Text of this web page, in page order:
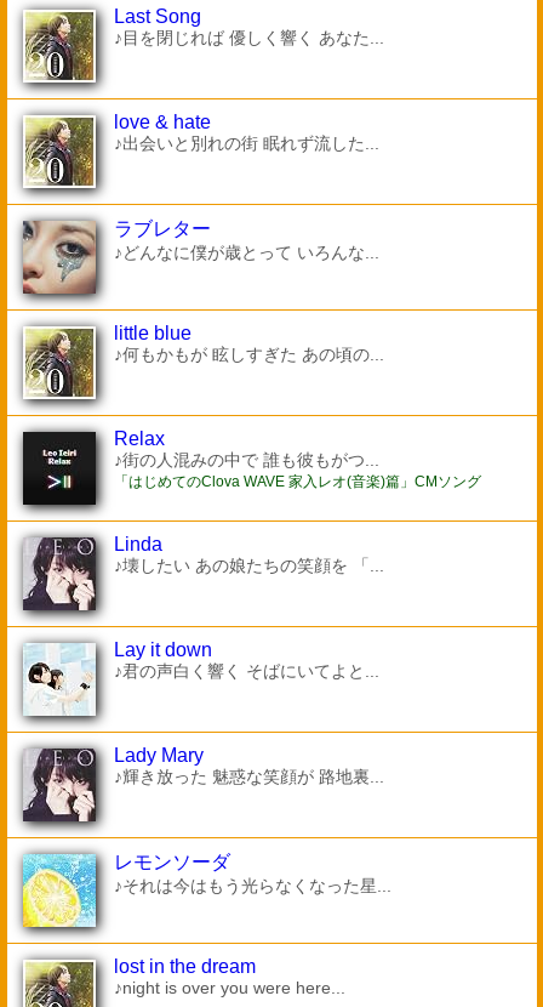
Last Song
♪目を閉じれば 優しく響く あなた...
love & hate
♪出会いと別れの街 眠れず流した...
ラブレター
♪どんなに僕が歳とって いろんな...
little blue
♪何もかもが 眩しすぎた あの頃の...
Relax
♪街の人混みの中で 誰も彼もがつ...
「はじめてのClova WAVE 家入レオ(音楽)篇」CMソング
Linda
♪壊したい あの娘たちの笑顔を 「...
Lay it down
♪君の声白く響く そばにいてよと...
Lady Mary
♪輝き放った 魅惑な笑顔が 路地裏...
レモンソーダ
♪それは今はもう光らなくなった星...
lost in the dream
♪night is over you were here...